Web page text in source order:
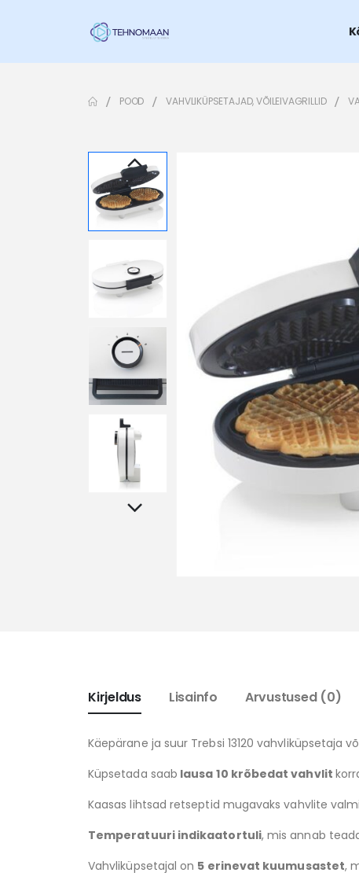
POOD VAHVLIKÜPSETAJAD, VÕILEIVAGRILLID
Kirjeldus Lisainfo Arvustused (0)
Käepärane ja suur Trebsi 13120 vahvliküpsetaja
Küpsetada saab lausa 10 krõbedat vahvlit
Kaasas lihtsad retseptid mugavaks vahvlite
Temperatuuri indikaatortuli, mis annab
Vahvliküpsetajal on 5 erinevat kuumusastet,